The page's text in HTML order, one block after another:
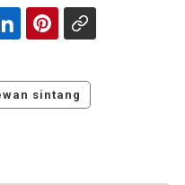
sintang